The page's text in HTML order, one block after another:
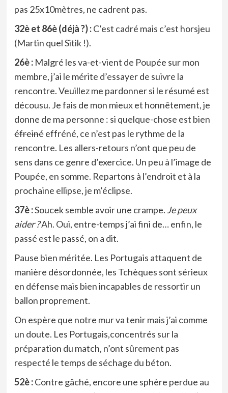
pas 25x10mètres, ne cadrent pas.
32è et 86è (déjà ?) :C’est cadré mais c’est horsjeu
(Martin quel Sitik !).
26è :Malgré les va-et-vient de Poupée sur mon
membre, j’ai le mérite d’essayer de suivre la
rencontre. Veuillez me pardonner si le résumé est
décousu. Je fais de mon mieux et honnêtement, je
donne de ma personne : si quelque-chose est bien
éfreinéeffréné, ce n’est pas le rythme de la
rencontre. Les allers-retours n’ont que peu de
sens dans ce genre d’exercice. Un peu à l’image de
Poupée, en somme. Repartons à l’endroit et à la
prochaine ellipse, je m’éclipse.
37è :Soucek semble avoir une crampe. Je peux
aider ?Ah. Oui, entre-temps j’ai fini de… enfin, le
passé est le passé, on a dit.
Pause bien méritée. Les Portugais attaquent de
manière désordonnée, les Tchèques sont sérieux
en défense mais bien incapables de ressortir un
ballon proprement.
On espère que notre mur va tenir mais j’ai comme
un doute. Les Portugais,concentrés sur la
préparation du match, n’ont sûrement pas
respecté le temps de séchage du béton.
52è :Contre gâché, encore une sphère perdue au